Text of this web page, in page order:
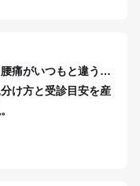
痛がいつもと違う…
け方と受診目安を産